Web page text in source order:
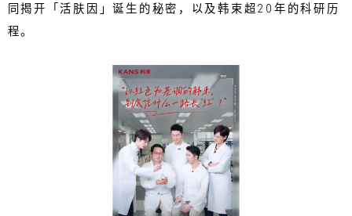
同揭开「活肤因」诞生的秘密，以及韩束超20年的科研历
程。